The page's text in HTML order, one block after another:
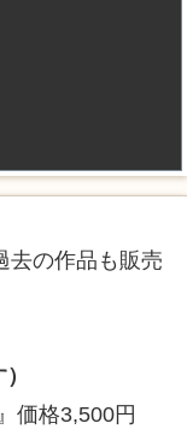
去の作品も販売
価格3,500円